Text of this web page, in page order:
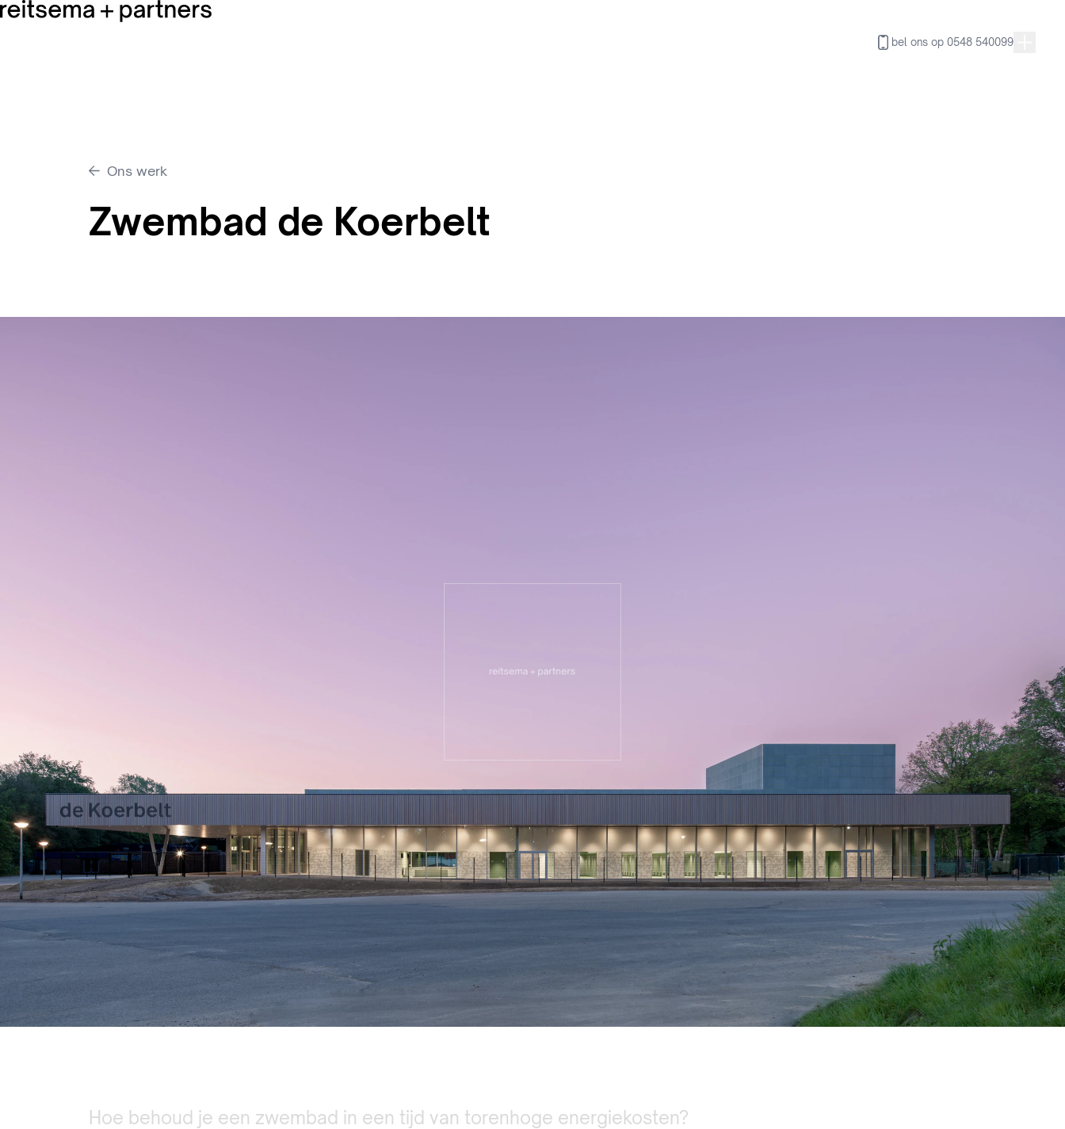
bel ons op 0548 540099
Ons werk
Zwembad de Koerbelt
Hoe behoud je een zwembad in een tijd van torenhoge energiekosten?